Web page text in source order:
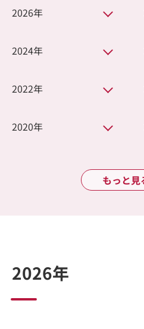
2026年
2024年
2022年
2020年
もっと見
2026年